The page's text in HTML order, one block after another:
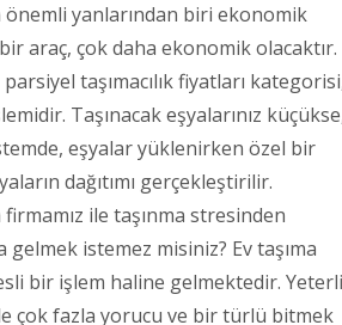
yanlarından biri ekonomik
araç, çok daha ekonomik olacaktır.
taşımacılık fiyatları
Taşınacak eşyalarınız
eşyalar yüklenirken özel bir
dağıtımı gerçekleştirilir.
ile taşınma stresinden
istemez misiniz? Ev taşıma
bir işlem haline gelmektedir. Yeterli
çok fazla yorucu ve bir türlü bitmek